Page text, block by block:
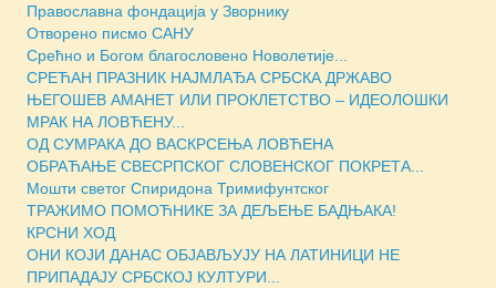
Православна фондација у Зворнику
Отворено писмо САНУ
Срећно и Богом благословено Новолетије...
СРЕЋАН ПРАЗНИК НАЈМЛАЂА СРБСКА ДРЖАВО
ЊЕГОШЕВ АМАНЕТ ИЛИ ПРОКЛЕТСТВО – ИДЕОЛОШКИ
МРАК НА ЛОВЋЕНУ...
ОД СУМРАКА ДО ВАСКРСЕЊА ЛОВЋЕНА
ОБРАЋАЊЕ СВЕСРПСКОГ СЛОВЕНСКОГ ПОКРЕТА...
Мошти светог Спиридона Тримифунтског
ТРАЖИМО ПОМОЋНИКЕ ЗА ДЕЉЕЊЕ БАДЊАКА!
КРСНИ ХОД
ОНИ КОЈИ ДАНАС ОБЈАВЉУЈУ НА ЛАТИНИЦИ НЕ
ПРИПАДАЈУ СРБСКОЈ КУЛТУРИ...